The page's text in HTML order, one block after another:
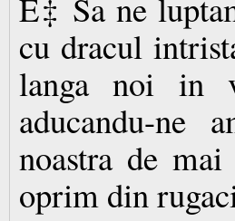
cu dracul
langa noi in
aducandu-ne
noastra de
oprim din